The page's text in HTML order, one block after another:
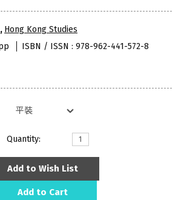
, Hong Kong Studies
ISBN / ISSN : 978-962-441-572-8
Quantity:
Add to Wish List
Add to Cart